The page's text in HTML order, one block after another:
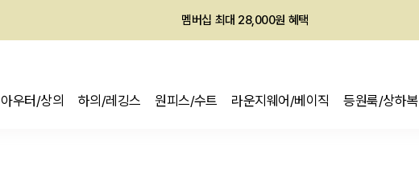
회원전용 아울렛, 가입하면 ~60% 할인!
아우터/상의 하의/레깅스 원피스/수트 라운지웨어/베이직 등원룩/상하복